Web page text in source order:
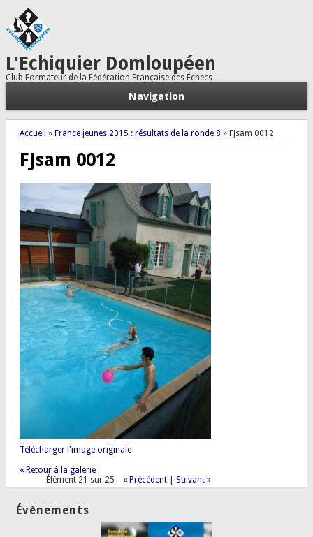
L'Echiquier Domloupéen
Club Formateur de la Fédération Française des Échecs
Navigation
Vous êtes ici
Accueil » France jeunes 2015 : résultats de la ronde 8 » FJsam 0012
FJsam 0012
Télécharger l'image originale
« Retour à la galerie
Élément 21 sur 25
« Précédent |Suivant »
Évènements